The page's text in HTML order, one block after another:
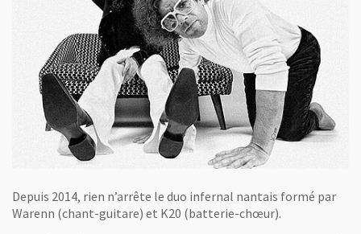
Depuis 2014, rien n’arrête le duo infernal nantais formé par
Warenn (chant-guitare) et K20 (batterie-chœur).